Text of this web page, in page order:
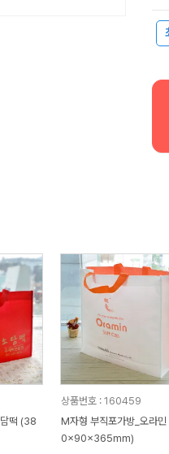
떡 (38
상품번호 : 160459
M자형 부직포가방_오라
0x90x365mm)